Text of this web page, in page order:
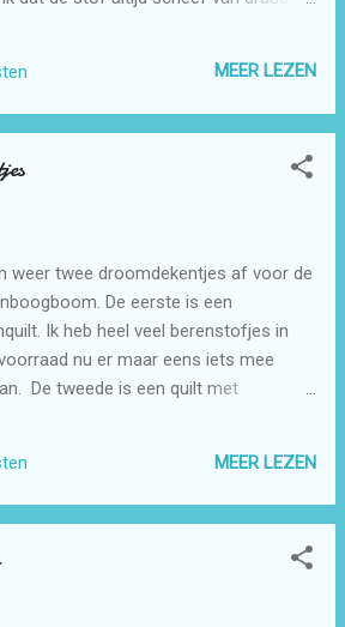
is het weer redelijk gelukt. Het
daarvoor heb ik weer heel veel de
het begint mij een beetje handiger af
MEER LEZEN
weer twee droomdekentjes af voor de
De eerste is een
Ik heb heel veel berenstofjes in
nu er maar eens iets mee
De tweede is een quilt met
Ik kan er niet meer dan
een middag borduren. De quilts zijn
bezig geweest met de rulers. Ik
MEER LEZEN